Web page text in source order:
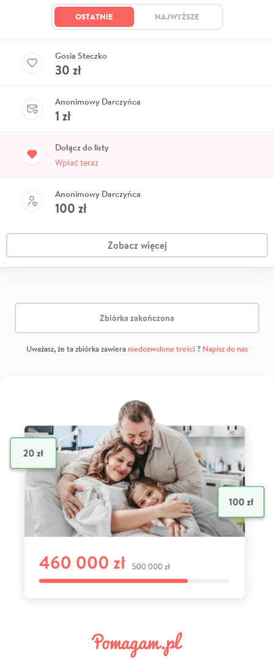
OSTATNIE NAJWYŻSZE
Gosia Steczko
30 zł
Anonimowy Darczyńca
1 zł
Dołącz do listy
Wpłać teraz
Anonimowy Darczyńca
100 zł
Zobacz więcej
Zbiórka zakończona
Uważasz, że ta zbiórka zawiera niedozwolone treści? Napisz do nas